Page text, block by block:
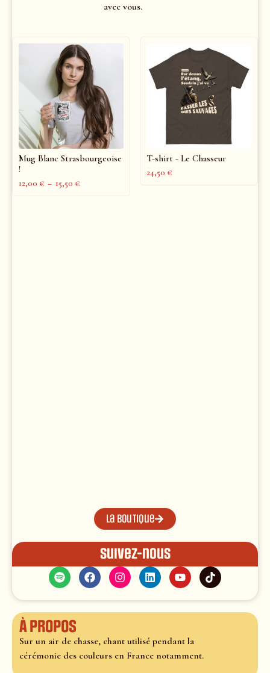
avec vous.
Mug Blanc Strasbourgeoise
!
12,00 € – 15,50 €
T-shirt - Le Chasseur
24,50 €
La boutique
Suivez-nous
À propos
Sur un air de chasse, chant utilisé pendant la
cérémonie des couleurs en France notamment.